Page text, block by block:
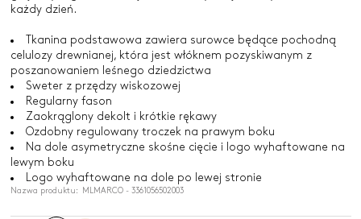
każdy dzień.
Tkanina podstawowa zawiera surowce będące pochodną
celulozy drewnianej, która jest włóknem pozyskiwanym z
poszanowaniem leśnego dziedzictwa
Sweter z przędzy wiskozowej
Regularny fason
Zaokrąglony dekolt i krótkie rękawy
Ozdobny regulowany troczek na prawym boku
Na dole asymetryczne skośne cięcie i logo wyhaftowane na
lewym boku
Logo wyhaftowane na dole po lewej stronie
Nazwa produktu: MLMARCO - 3361056502003